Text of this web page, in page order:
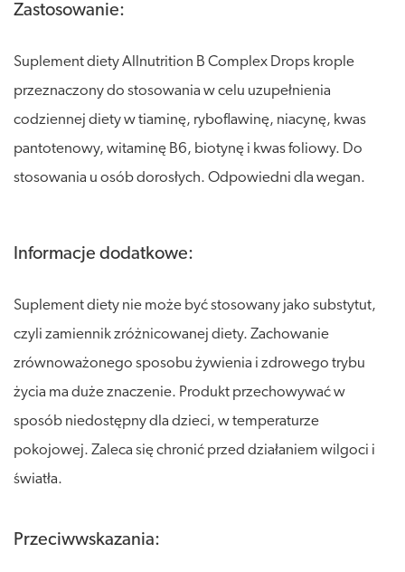
Zastosowanie:
Suplement diety Allnutrition B Complex Drops krople
przeznaczony do stosowania w celu uzupełnienia
codziennej diety w tiaminę, ryboflawinę, niacynę, kwas
pantotenowy, witaminę B6, biotynę i kwas foliowy. Do
stosowania u osób dorosłych. Odpowiedni dla wegan.
Informacje dodatkowe:
Suplement diety nie może być stosowany jako substytut,
czyli zamiennik zróżnicowanej diety. Zachowanie
zrównoważonego sposobu żywienia i zdrowego trybu
życia ma duże znaczenie. Produkt przechowywać w
sposób niedostępny dla dzieci, w temperaturze
pokojowej. Zaleca się chronić przed działaniem wilgoci i
światła.
Przeciwwskazania: